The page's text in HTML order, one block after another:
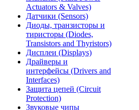
Actuators & Valves)
Датчики (Sensors)
Диоды, транзисторы и
тиристоры (Diodes,
Transistors and Thyristors)
Дисплеи (Displays)
Драйверы и
интерфейсы (Drivers and
Interfaces)
Защита цепей (Circuit
Protection)
Звуковые чипы